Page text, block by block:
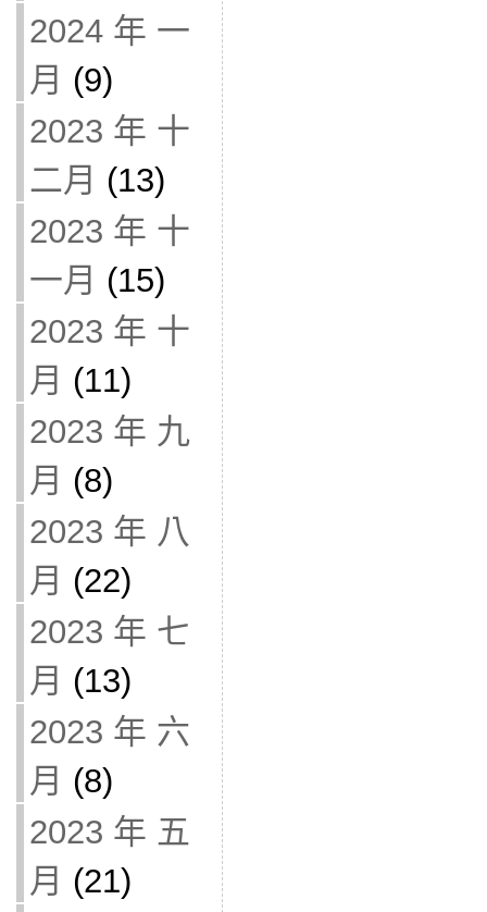
2024 年 一
月 (9)
2023 年 十
二月 (13)
2023 年 十
一月 (15)
2023 年 十
月 (11)
2023 年 九
月 (8)
2023 年 八
月 (22)
2023 年 七
月 (13)
2023 年 六
月 (8)
2023 年 五
月 (21)